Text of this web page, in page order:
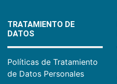
TRATAMIENTO DE
DATOS
Políticas de Tratamiento
de Datos Personales